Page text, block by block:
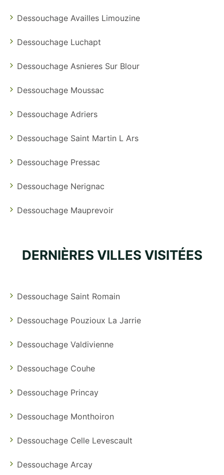
Dessouchage Availles Limouzine
Dessouchage Luchapt
Dessouchage Asnieres Sur Blour
Dessouchage Moussac
Dessouchage Adriers
Dessouchage Saint Martin L Ars
Dessouchage Pressac
Dessouchage Nerignac
Dessouchage Mauprevoir
DERNIÈRES VILLES VISITÉES
Dessouchage Saint Romain
Dessouchage Pouzioux La Jarrie
Dessouchage Valdivienne
Dessouchage Couhe
Dessouchage Princay
Dessouchage Monthoiron
Dessouchage Celle Levescault
Dessouchage Arcay